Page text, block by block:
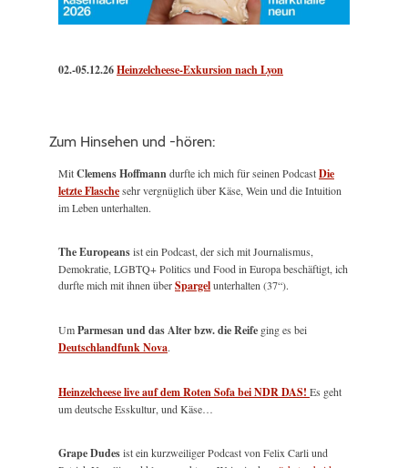
02.-05.12.26Heinzelcheese-Exkursion nach Lyon
Zum Hinsehen und -hören:
MitClemens Hoffmanndurfte ich mich für seinen PodcastDie
letzte Flaschesehr vergnüglich über Käse, Wein und die Intuition
im Leben unterhalten.
The Europeansist ein Podcast, der sich mit Journalismus,
Demokratie, LGBTQ+ Politics und Food in Europa beschäftigt, ich
durfte mich mit ihnen überSpargelunterhalten (37“).
UmParmesan und das Alter bzw. die Reife ging es bei
Deutschlandfunk Nova.
Heinzelcheese live auf dem Roten Sofa bei NDR DAS! Es geht
um deutsche Esskultur, und Käse…
Grape Dudesist ein kurzweiliger Podcast von Felix Carli und